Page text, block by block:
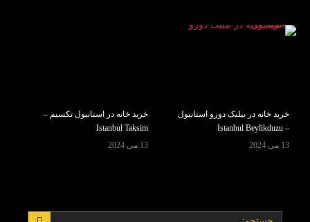
خرید خانه در بیلیک دوزو استانبول
– Istanbul Beylikduzu
13 می 2024
خرید خانه در استانبول تکسیم –
Istanbul Taksim
13 می 2024